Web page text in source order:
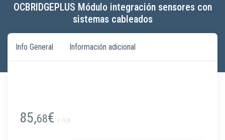
OCBRIDGEPLUS Módulo integración sensores con
sistemas cableados
Info General Información adicional
85,68€ + IVA